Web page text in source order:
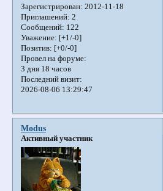
Зарегистрирован: 2012-11-18
Приглашений: 2
Сообщений: 122
Уважение: [+1/-0]
Позитив: [+0/-0]
Провел на форуме:
3 дня 18 часов
Последний визит:
2026-08-06 13:29:47
Modus
Активный участник